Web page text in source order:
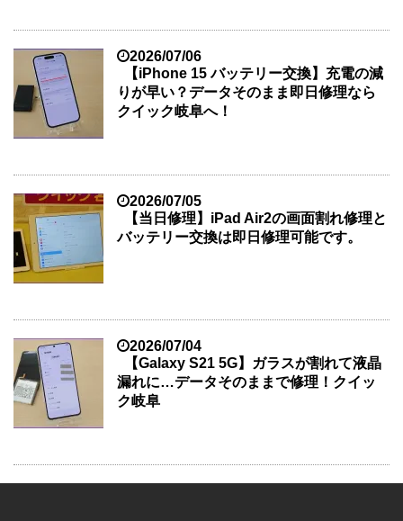
2026/07/06
【iPhone 15 バッテリー交換】充電の減
りが早い？データそのまま即日修理なら
クイック岐阜へ！
2026/07/05
【当日修理】iPad Air2の画面割れ修理と
バッテリー交換は即日修理可能です。
2026/07/04
【Galaxy S21 5G】ガラスが割れて液晶
漏れに…データそのままで修理！クイッ
ク岐阜